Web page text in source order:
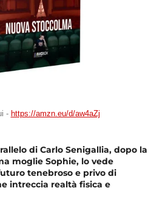
- https://amzn.eu/d/aw4aZj
di Carlo Senigallia, dopo la
moglie Sophie, lo vede
tenebroso e privo di
intreccia realtà fisica e